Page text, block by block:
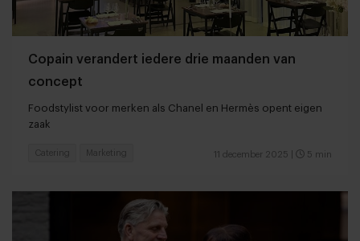
Copain verandert iedere drie maanden van
concept
Foodstylist voor merken als Chanel en Hermès opent eigen
zaak
11 december 2025 5 min
Catering Marketing